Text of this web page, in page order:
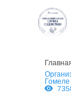
Гомеле